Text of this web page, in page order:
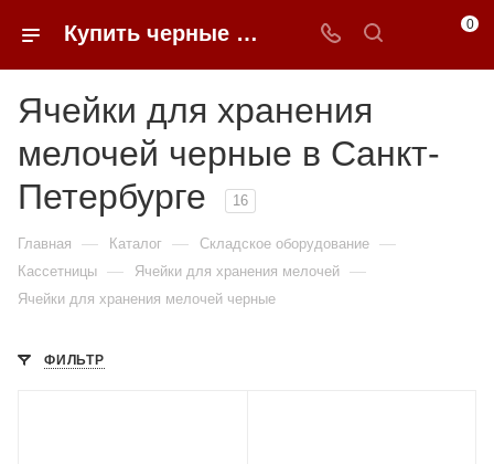
Купить черные ячейки для хранения мелочей в Санкт-Петербурге | 0FFER 0
Ячейки для хранения
мелочей черные в Санкт-
Петербурге
16
Главная — Каталог — Складское оборудование —
Кассетницы — Ячейки для хранения мелочей —
Ячейки для хранения мелочей черные
ФИЛЬТР